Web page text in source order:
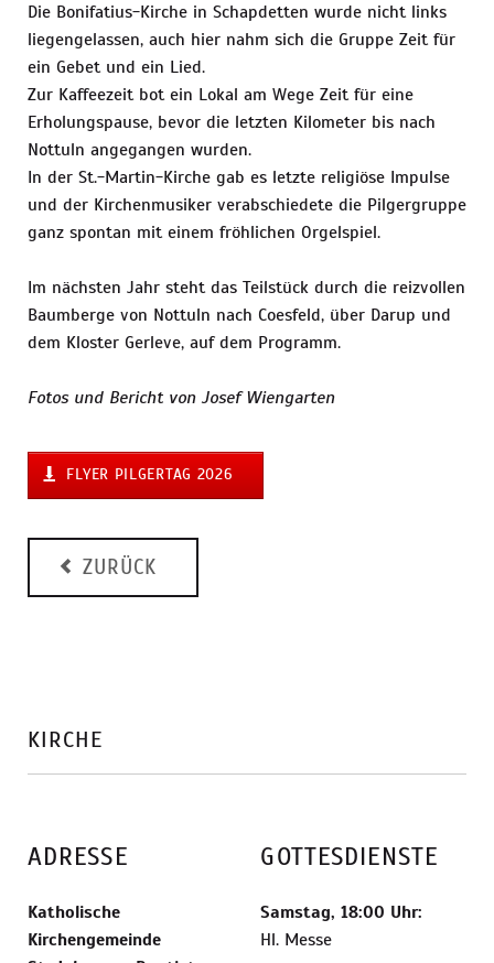
Die Bonifatius-Kirche in Schapdetten wurde nicht links
liegengelassen, auch hier nahm sich die Gruppe Zeit für
ein Gebet und ein Lied.
Zur Kaffeezeit bot ein Lokal am Wege Zeit für eine
Erholungspause, bevor die letzten Kilometer bis nach
Nottuln angegangen wurden.
In der St.-Martin-Kirche gab es letzte religiöse Impulse
und der Kirchenmusiker verabschiedete die Pilgergruppe
ganz spontan mit einem fröhlichen Orgelspiel.
Im nächsten Jahr steht das Teilstück durch die reizvollen
Baumberge von Nottuln nach Coesfeld, über Darup und
dem Kloster Gerleve, auf dem Programm.
Fotos und Bericht von Josef Wiengarten
FLYER PILGERTAG 2026
ZURÜCK
KIRCHE
ADRESSE
Katholische
Kirchengemeinde
GOTTESDIENSTE
Samstag, 18:00 Uhr:
Hl. Messe